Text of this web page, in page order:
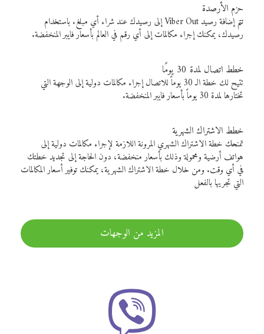
حزم الأرصدة
تتم إضافة رصيد Viber Out إلى رصيدك عند شراء أي مبلغ. باستخدام
رصيدك، يمكنك إجراء مكالمات إلى أي رقم في العالم بأسعار فايبر المنخفضة.
خطط اتصال لمدة 30 يومًا
تتيح لك خطة الـ 30 يوماً للاتصال إجراء مكالمات دولية إلى الوجهة التي
تختارها لمدة 30 يوماً بأسعار فايبر المنخفضة.
خطط الاشتراك الشهرية
تمنحك خطة الاشتراك الشهري المرونة اللازمة لإجراء مكالمات دولية إلى
هواتف أرضية ومحمولة وذلك بأسعار منخفضة، دون الحاجة إلى تجديد خطتك
في أي وقت. ومن خلال خطة الاشتراك الشهرية، يمكنك توفير أسعار المكالمات
التي تجريها بالفعل
المزيد من الوجهات